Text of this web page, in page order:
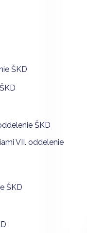
ŠKD
ŠKD
VII. oddelenie
ŠKD